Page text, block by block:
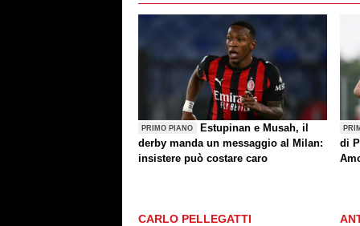
PRIMO PIANO
Estupinan e Musah, il
derby manda un messaggio al Milan:
insistere può costare caro
di
CARLO PELLEGATTI